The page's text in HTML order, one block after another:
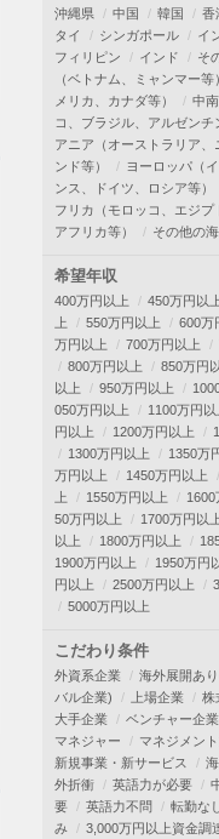
沖縄県
中国 韓国 香
タイ
シンガポール
イ
フィリピン
インド
そ
（ベトナム、ミャンマー等）
メリカ、カナダ等）
中
コ、ブラジル、アルゼンチ
アニア（オーストラリア、
ンド等）
ヨーロッパ（
ンス、ドイツ、ロシア等）
フリカ（モロッコ、エジプ
アフリカ等）
その他の
希望年収
400万円以上 450万円以
上
550万円以上 600万
万円以上
700万円以上
800万円以上
850万円
以上
950万円以上
050万円以上
1100万円以
円以上
1200万円以上
1300万円以上
1350万
万円以上
1450万円以上
上
1550万円以上 1600
50万円以上
1700万円以
以上
1800万円以上
1900万円以上
1950万円
円以上
2500万円以上
5000万円以上
こだわり条件
外資系企業
海外展開あ
バル企業)
上場企業
株
大手企業
ベンチャー企業
マネジャー
マネジメン
新規事業・新サービス
外折衝
英語力が必要
要
英語力不問 転勤な
み
3,000万円以上資金調